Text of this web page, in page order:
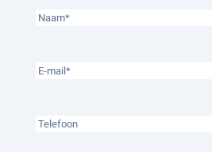
Naam
E-
Telefoon